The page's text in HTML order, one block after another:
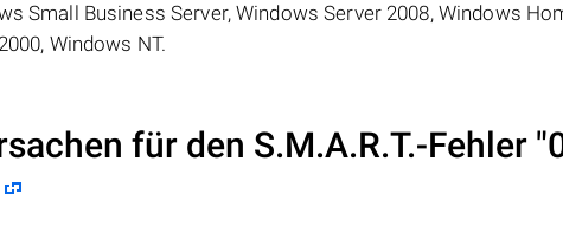
Small Business Server, Windows Server 2008, Windows
Windows NT.
für den S.M.A.R.T.-Fehler "